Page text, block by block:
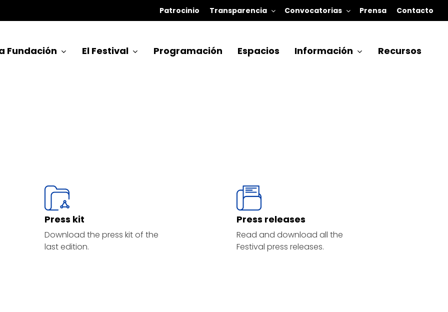
Patrocinio Transparencia Convocatorias Prensa Contacto
Fundación El Festival Programación Espacios Información Recursos
Press kit
Download the press kit of the
last edition.
Press releases
Read and download all the
Festival press releases.